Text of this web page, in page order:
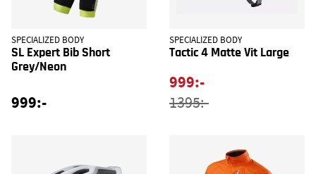
SPECIALIZED BODY
SL Expert Bib Short
Grey/Neon
999:-
SPECIALIZED BODY
Tactic 4 Matte Vit Large
999:-
1395:-